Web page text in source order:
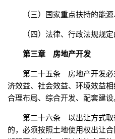
（三）国家重点扶持的能
（四）法律、行政法规规定
第三章 房地产开发
第二十五条 房地产开发必
济效益、社会效益、环境效益相
合理布局、综合开发、配套建设
第二十六条 以出让方式取
的，必须按照土地使用权出让